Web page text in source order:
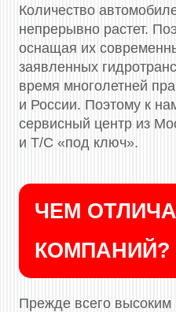
Количество
непрерывно растет.
оснащая их
заявленных
время многолетней
и России. Поэтому к
сервисный центр из
и Т/С «под ключ».
ЧЕМ
КОМПАНИЙ?
Прежде всего высоким